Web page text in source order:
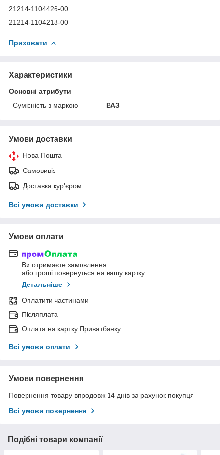
21214-1104426-00
21214-1104218-00
Приховати
Характеристики
Основні атрибути
Сумісність з маркою
ВАЗ
Умови доставки
Нова Пошта
Самовивіз
Доставка кур'єром
Всі умови доставки
Умови оплати
Ви отримаєте замовлення
або гроші повернуться на вашу картку
Детальніше
Оплатити частинами
Післяплата
Оплата на картку Приватбанку
Всі умови оплати
Умови повернення
Повернення товару впродовж 14 днів за рахунок покупця
Всі умови повернення
Подібні товари компанії